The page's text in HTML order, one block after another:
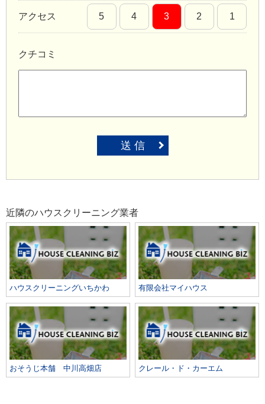
アクセス 5 4 3 2 1
クチコミ
送 信
近隣のハウスクリーニング業者
ハウスクリーニングいちかわ 有限会社マイハウス
おそうじ本舗 中川高畑店 クレール・ド・カーエム